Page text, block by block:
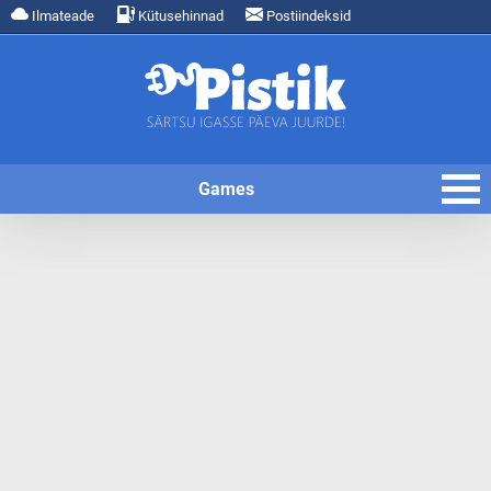
Ilmateade Kütusehinnad Postiindeksid
Games